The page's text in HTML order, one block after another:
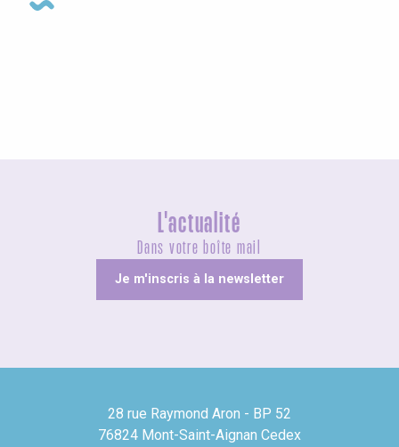
L'actualité
Dans votre boîte mail
Je m'inscris à la newsletter
28 rue Raymond Aron - BP 52
76824 Mont-Saint-Aignan Cedex